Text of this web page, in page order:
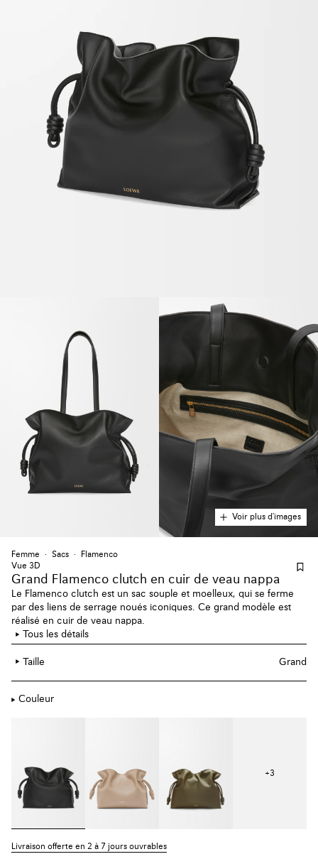
Voir plus d'images
Femme Sacs
Flamenco
Vue 3D
Grand Flamenco clutch en cuir de veau nappa
Le Flamenco clutch est un sac souple et moelleux, qui se ferme
par des liens de serrage noués iconiques. Ce grand modèle est
réalisé en cuir de veau nappa.
Tous les détails
Taille Grand
Couleur
+3
Livraison offerte en 2 à 7 jours ouvrables